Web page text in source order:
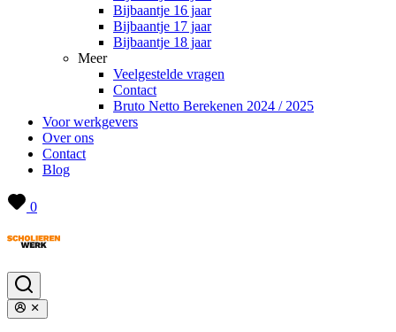
Bijbaantje 16 jaar
Bijbaantje 17 jaar
Bijbaantje 18 jaar
Meer
Veelgestelde vragen
Contact
Bruto Netto Berekenen 2024 / 2025
Voor werkgevers
Over ons
Contact
Blog
0